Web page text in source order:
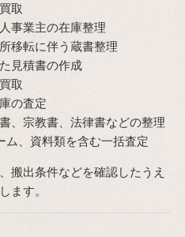
取
事業主の在庫整理
移転に伴う蔵書整理
見積書の作成
取
の査定
、宗教書、法律書などの整理
ム、資料類を含む一括査定
搬出条件などを確認したうえ
ます。